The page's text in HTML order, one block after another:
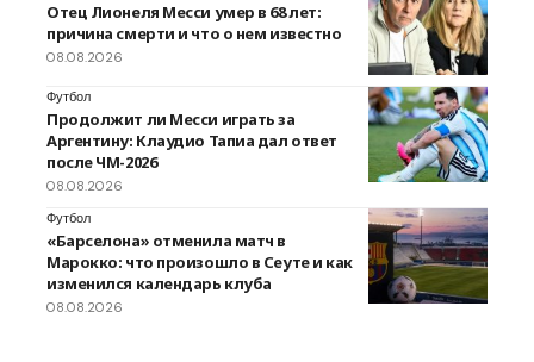
Отец Лионеля Месси умер в 68 лет:
причина смерти и что о нем известно
08.08.2026
Футбол
Продолжит ли Месси играть за
Аргентину: Клаудио Тапиа дал ответ
после ЧМ-2026
08.08.2026
Футбол
«Барселона» отменила матч в
Марокко: что произошло в Сеуте и как
изменился календарь клуба
08.08.2026